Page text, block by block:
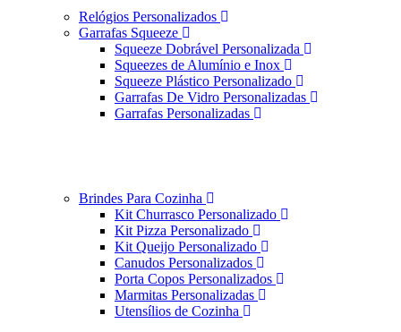
Relógios Personalizados
Garrafas Squeeze
Squeeze Dobrável Personalizada
Squeezes de Alumínio e Inox
Squeeze Plástico Personalizado
Garrafas De Vidro Personalizadas
Garrafas Personalizadas
Brindes Para Cozinha
Kit Churrasco Personalizado
Kit Pizza Personalizado
Kit Queijo Personalizado
Canudos Personalizados
Porta Copos Personalizados
Marmitas Personalizadas
Utensílios de Cozinha